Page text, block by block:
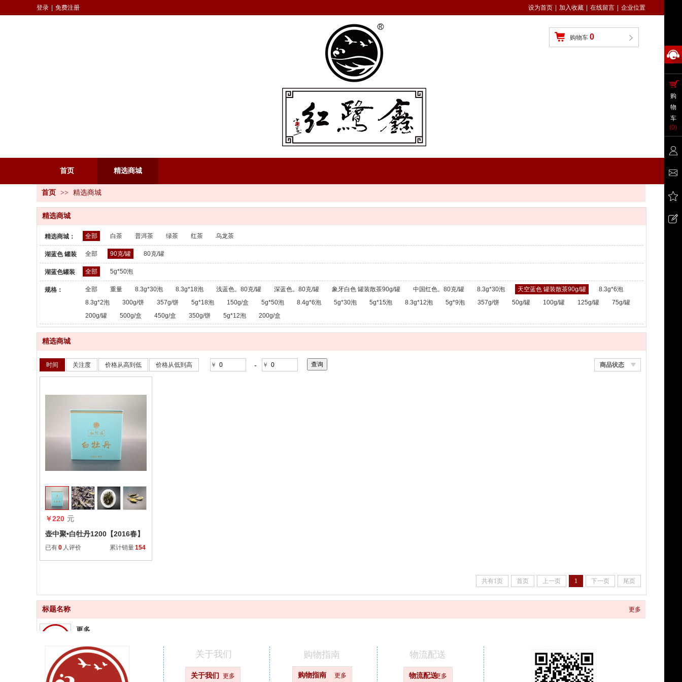
购物车 0
登录 免费注册 设为首页 加入收藏 在线留言 企业位置
首页 精选商城
首页 >> 精选商城
精选商城
精选商城： 全部 白茶 普洱茶 绿茶 红茶 乌龙茶
湖蓝色 罐装
散茶：
全部 90克/罐 80克/罐
湖蓝色罐装
散茶：
全部 5g*50泡
规格： 全部 重量 8.3g*30泡 8.3g*18泡 浅蓝色。80克/罐 深蓝色。80克/罐 象牙白色 罐装散茶90g/罐 中国红色。80克/罐 8.3g*30泡 天空蓝色 罐装散茶90g/罐
8.3g*6泡
8.3g*2泡
300g/饼 357g/饼 5g*18泡 150g/盒 5g*50泡 8.4g*6泡 5g*30泡 5g*15泡 8.3g*12泡 5g*9泡 357g/饼 50g/罐 100g/罐 125g/罐
75g/罐
200g/罐
500g/盒 450g/盒 350g/饼 5g*12泡 200g/盒
精选商城
商品状态
时间 关注度 价格从高到低 价格从低到高 ￥ - ￥
￥220 元
壶中聚•白牡丹1200【2016春】
已有0 人评价 累计销量154
共有1页 首页 上一页 1 下一页 尾页
标题名称 更多
更多
更快
关于我们 更多 购物指南 更多 物流配送更多
关于我们 购物指南 物流配送
购
物
车
(0)